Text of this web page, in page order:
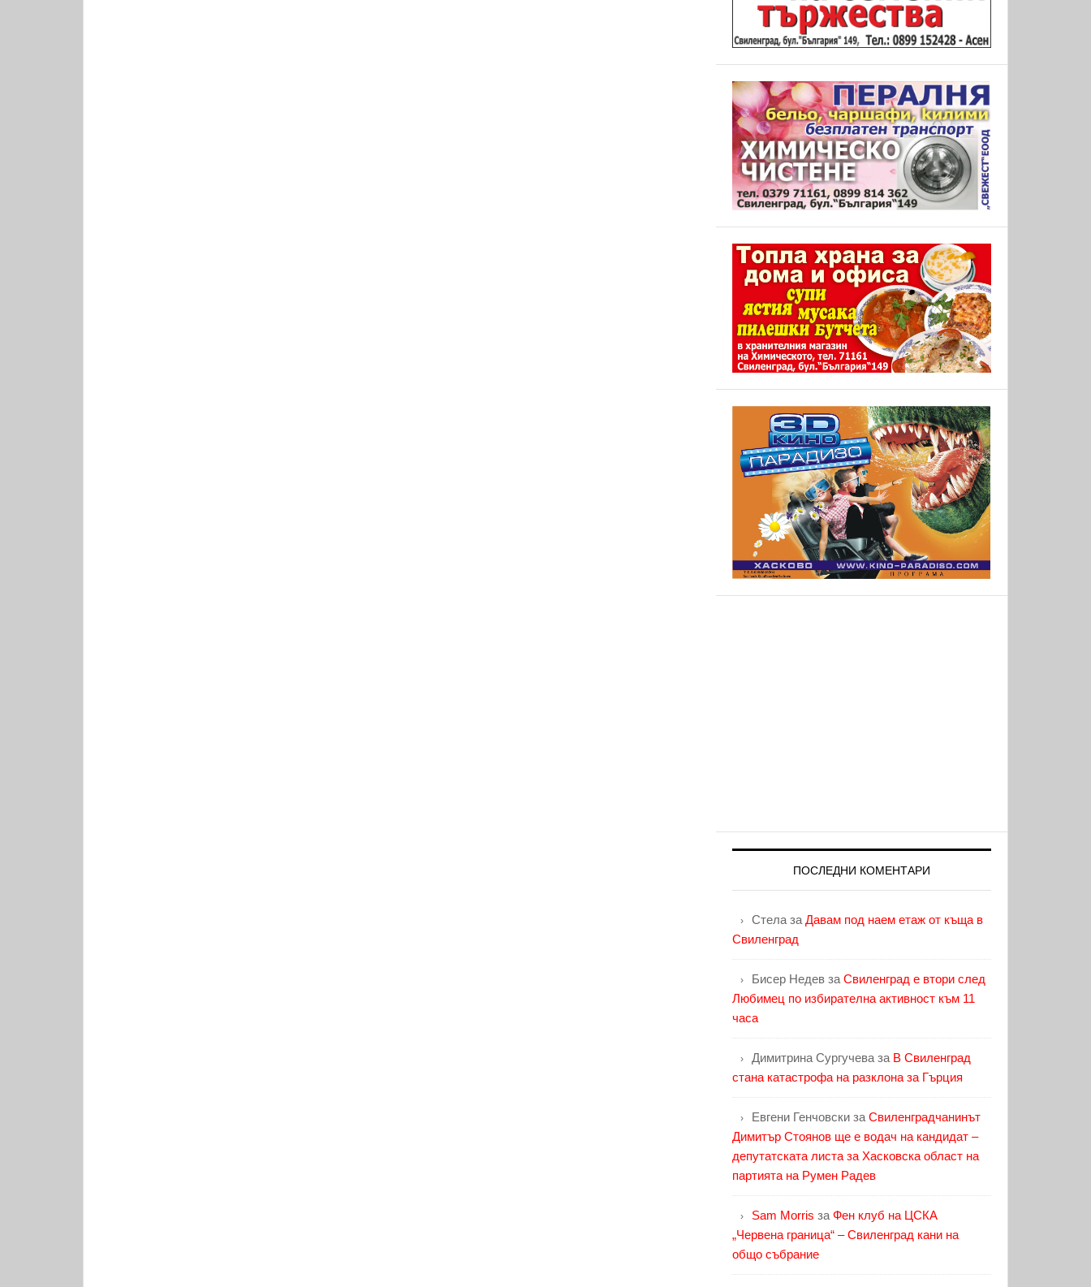
ПОСЛЕДНИ КОМЕНТАРИ
Стела за Давам под наем етаж от къща в
Свиленград
Бисер Недев за Свиленград е втори след
Любимец по избирателна активност към 11
часа
Димитрина Сургучева за В Свиленград
стана катастрофа на разклона за Гърция
Евгени Генчовски за Свиленградчанинът
Димитър Стоянов ще е водач на кандидат –
депутатската листа за Хасковска област на
партията на Румен Радев
Sam Morris за Фен клуб на ЦСКА
„Червена граница“ – Свиленград кани на
общо събрание